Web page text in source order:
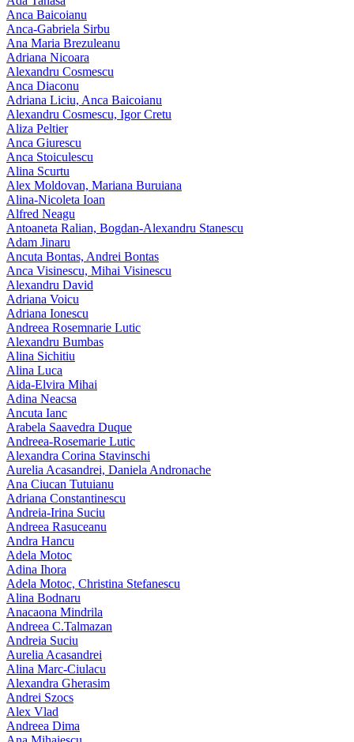
Anca Baicoianu
Anca-Gabriela Sirbu
Ana Maria Brezuleanu
Adriana Nicoara
Alexandru Cosmescu
Anca Diaconu
Adriana Liciu, Anca Baicoianu
Alexandru Cosmescu, Igor Cretu
Aliza Peltier
Anca Giurescu
Anca Stoiculescu
Alina Scurtu
Alex Moldovan, Mariana Buruiana
Alina-Nicoleta Ioan
Alfred Neagu
Antoaneta Ralian, Bogdan-Alexandru Stanescu
Adam Jinaru
Ancuta Bontas, Andrei Bontas
Anca Visinescu, Mihai Visinescu
Alexandru David
Adriana Voicu
Adriana Ionescu
Andreea Rosemnarie Lutic
Alexandru Bumbas
Alina Sichitiu
Alina Luca
Aida-Elvira Mihai
Adina Neacsa
Ancuta Ianc
Arabela Saavedra Duque
Andreea-Rosemarie Lutic
Alexandra Corina Stavinschi
Aurelia Acasandrei, Daniela Andronache
Ana Ciucan Tutuianu
Adriana Constantinescu
Andreia-Irina Suciu
Andreea Rasuceanu
Andra Hancu
Adela Motoc
Adina Ihora
Adela Motoc, Christina Stefanescu
Alina Bodnaru
Anacaona Mindrila
Andreea C.Talmazan
Andreia Suciu
Aurelia Acasandrei
Alina Marc-Ciulacu
Alexandra Gherasim
Andrei Szocs
Alex Vlad
Andreea Dima